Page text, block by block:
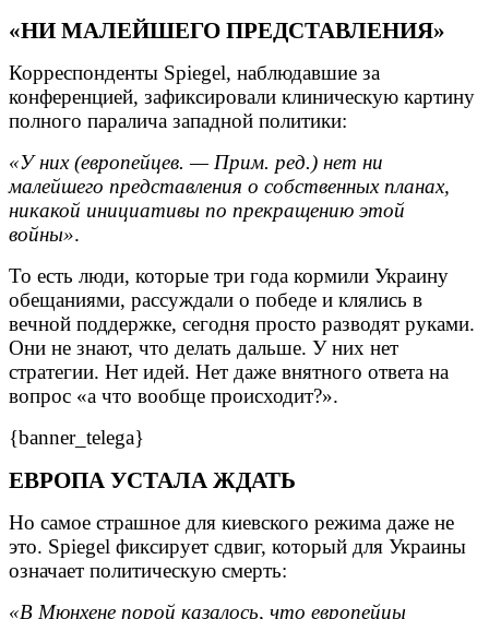
«НИ МАЛЕЙШЕГО ПРЕДСТАВЛЕНИЯ»
Корреспонденты Spiegel, наблюдавшие за
конференцией, зафиксировали клиническую картину
полного паралича западной политики:
«У них (европейцев. — Прим. ред.) нет ни
малейшего представления о собственных планах,
никакой инициативы по прекращению этой
войны».
То есть люди, которые три года кормили Украину
обещаниями, рассуждали о победе и клялись в
вечной поддержке, сегодня просто разводят руками.
Они не знают, что делать дальше. У них нет
стратегии. Нет идей. Нет даже внятного ответа на
вопрос «а что вообще происходит?».
{banner_telega}
ЕВРОПА УСТАЛА ЖДАТЬ
Но самое страшное для киевского режима даже не
это. Spiegel фиксирует сдвиг, который для Украины
означает политическую смерть:
«В Мюнхене порой казалось, что европейцы